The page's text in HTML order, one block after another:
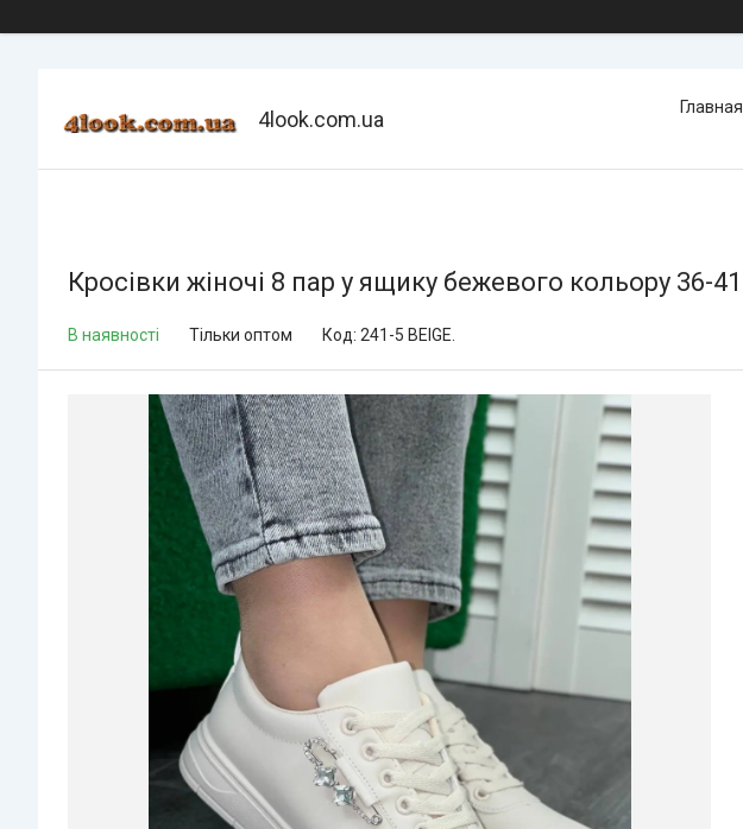
4look.com.ua Главная
Кросівки жіночі 8 пар у ящику бежевого кольору 36-41
В наявності Тільки оптом Код: 241-5 BEIGE.